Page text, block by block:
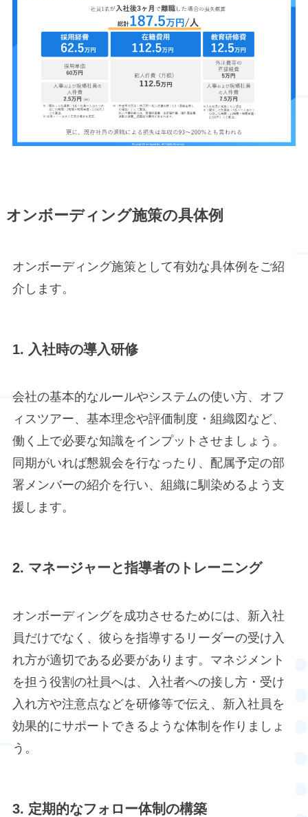
オンボーディング施策の具体例
オンボーディング施策として有効な具体例をご紹
介します。
1. 入社時の導入研修
会社の基本的なルールやシステムの使い方、オフ
ィスツアー、基本理念や評価制度・組織図など、
働く上で必要な知識をインプットさせましょう。
同期がいれば懇親会を行なったり、配属予定の部
署メンバーの紹介を行い、組織に馴染めるよう支
援します。
2. マネージャーと指導者のトレーニング
オンボーディングを成功させるためには、新入社
員だけでなく、彼らを指導するリーダーの受け入
れ方が適切である必要があります。マネジメント
を担う役割の社員へは、入社者への接し方・受け
入れ方や注意点などを研修等で伝え、新入社員を
効果的にサポートできるような体制を作りましょ
う。
3. 定期的なフォロー体制の構築